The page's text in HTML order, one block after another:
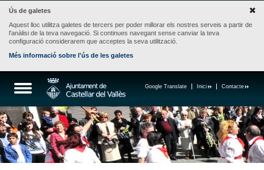
Ús de galetes
Aquest lloc utilitza galetes de tercers per poder millorar els nostres serveis a partir de
l'anàlisi de la teva navegació. Si continues navegant sense canviar la teva
configuració considerarem que acceptes la seva utilització.
Més informació sobre l'ús de les galetes
Contacte
Inici
Google Translate